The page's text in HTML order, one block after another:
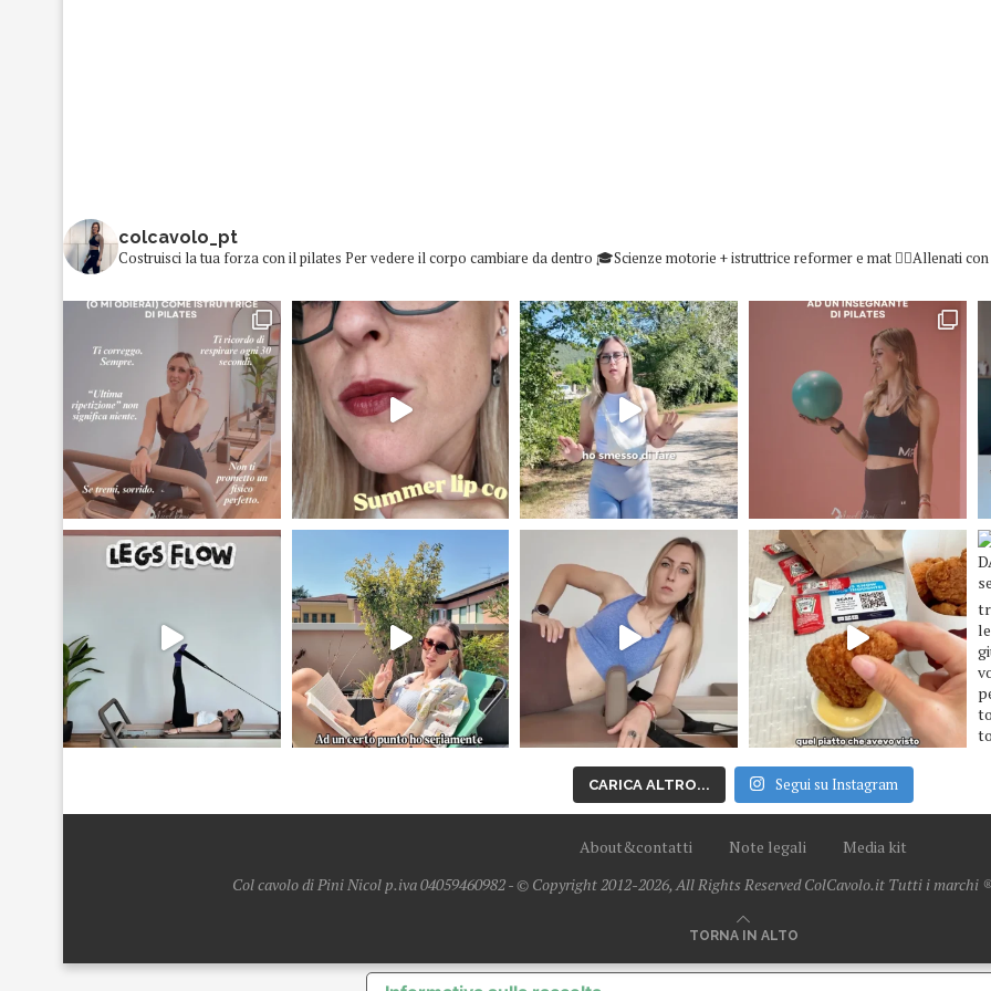
colcavolo_pt
Costruisci la tua forza con il pilates Per vedere il corpo cambiare da dentro 🎓Scienze motorie + istruttrice reformer e mat 👇🏻Allenati
CARICA ALTRO... Segui su Instagram
About&contatti Note legali
Media kit
Col cavolo di Pini Nicol p.iva 04059460982 - © Copyright 2012-2026, All Rights Reserved ColCavolo.it Tutti i
TORNA IN ALTO